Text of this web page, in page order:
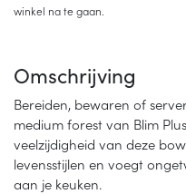
winkel na te gaan.
Omschrijving
Bereiden, bewaren of
medium forest van Blim
veelzijdigheid van deze
levensstijlen en voegt
aan je keuken.